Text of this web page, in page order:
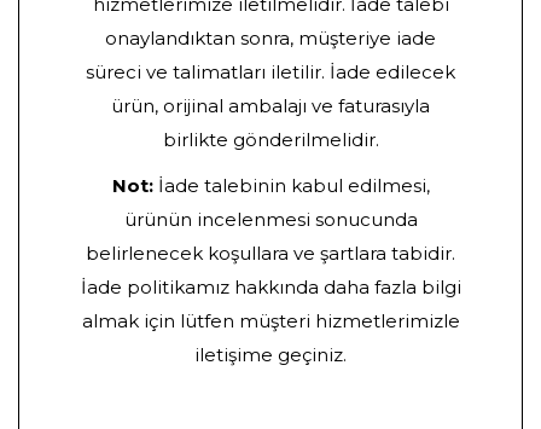
onaylandıktan sonra, müşteriye iade
süreci ve talimatları iletilir. İade edilecek
ürün, orijinal ambalajı ve faturasıyla
birlikte gönderilmelidir.
Not:İade talebinin kabul edilmesi,
ürünün incelenmesi sonucunda
belirlenecek koşullara ve şartlara tabidir.
İade politikamız hakkında daha fazla bilgi
almak için lütfen müşteri hizmetlerimizle
iletişime geçiniz.